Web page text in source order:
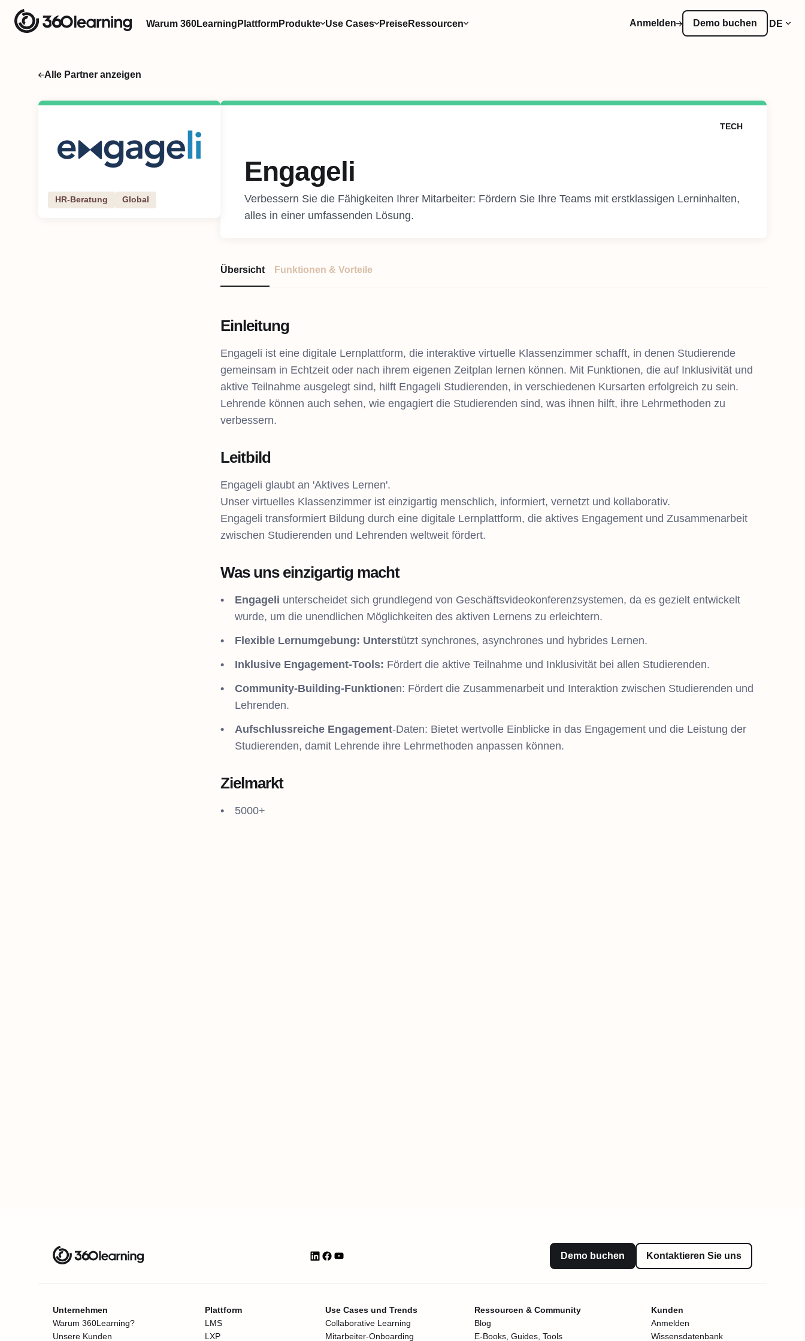
Warum 360Learning PlattformProdukte Use Cases PreiseRessourcen Anmelden Demo buchen DE
Alle Partner anzeigen
HR-Beratung Global
TECH
Engageli
Verbessern Sie die Fähigkeiten Ihrer Mitarbeiter: Fördern Sie Ihre Teams mit erstklassigen Lerninhalten,
alles in einer umfassenden Lösung.
Übersicht Funktionen & Vorteile
Einleitung
Engageli ist eine digitale Lernplattform, die interaktive virtuelle Klassenzimmer schafft, in denen Studierende
gemeinsam in Echtzeit oder nach ihrem eigenen Zeitplan lernen können. Mit Funktionen, die auf Inklusivität und
aktive Teilnahme ausgelegt sind, hilft Engageli Studierenden, in verschiedenen Kursarten erfolgreich zu sein.
Lehrende können auch sehen, wie engagiert die Studierenden sind, was ihnen hilft, ihre Lehrmethoden zu
verbessern.
Leitbild
Engageli glaubt an 'Aktives Lernen'.
Unser virtuelles Klassenzimmer ist einzigartig menschlich, informiert, vernetzt und kollaborativ.
Engageli transformiert Bildung durch eine digitale Lernplattform, die aktives Engagement und Zusammenarbeit
zwischen Studierenden und Lehrenden weltweit fördert.
Was uns einzigartig macht
Engageli unterscheidet sich grundlegend von Geschäftsvideokonferenzsystemen, da es gezielt entwickelt
wurde, um die unendlichen Möglichkeiten des aktiven Lernens zu erleichtern.
Flexible Lernumgebung: Unterstützt synchrones, asynchrones und hybrides Lernen.
Inklusive Engagement-Tools: Fördert die aktive Teilnahme und Inklusivität bei allen Studierenden.
Community-Building-Funktionen: Fördert die Zusammenarbeit und Interaktion zwischen Studierenden und
Lehrenden.
Aufschlussreiche Engagement-Daten: Bietet wertvolle Einblicke in das Engagement und die Leistung der
Studierenden, damit Lehrende ihre Lehrmethoden anpassen können.
Zielmarkt
5000+
Demo buchen Kontaktieren Sie uns
Unternehmen
Warum 360Learning?
Unsere Kunden
Plattform
LMS
LXP
Use Cases und Trends
Collaborative Learning
Mitarbeiter-Onboarding
Ressourcen & Community
Blog
E-Books, Guides, Tools
Kunden
Anmelden
Wissensdatenbank